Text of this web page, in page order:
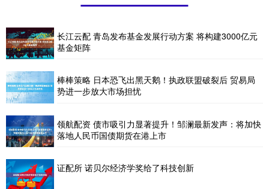
长江云配 青岛发布基金发展行动方案 将构建3000亿元
基金矩阵
棒棒策略 日本恐飞出黑天鹅！执政联盟破裂后 贸易局
势进一步放大市场担忧
领航配资 债市吸引力显著提升！邹澜最新发声：将加快
落地人民币国债期货在港上市
证配所 诺贝尔经济学奖给了科技创新